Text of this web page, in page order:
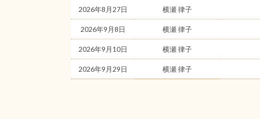
2026年8月27日 横瀬 律子
2026年9月8日 横瀬 律子
2026年9月10日 横瀬 律子
2026年9月29日 横瀬 律子